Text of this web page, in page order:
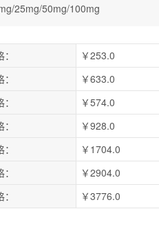
25mg/50mg/100mg
￥253.0
￥633.0
￥574.0
￥928.0
￥1704.0
￥2904.0
￥3776.0